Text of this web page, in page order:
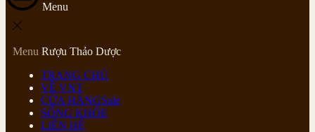
Menu
Menu Rượu Thảo Dược
TRANG CHỦ
VỀ VNT
CỬA HÀNGSale
SỐNG KHỎE
LIÊN HỆ